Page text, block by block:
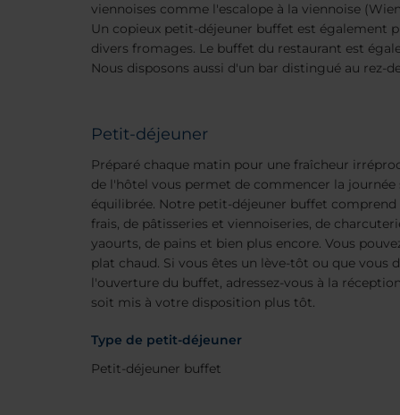
viennoises comme l'escalope à la viennoise
Un copieux petit-déjeuner buffet est également
divers fromages. Le buffet du restaurant est
Nous disposons aussi d'un bar distingué au rez-
Petit-déjeuner
Préparé chaque matin pour une fraîcheur
de l'hôtel vous permet de commencer la journée
équilibrée. Notre petit-déjeuner buffet
frais, de pâtisseries et viennoiseries, de
yaourts, de pains et bien plus encore. Vous
plat chaud. Si vous êtes un lève-tôt ou que vous
l'ouverture du buffet, adressez-vous à la
soit mis à votre disposition plus tôt.
Type de petit-déjeuner
Petit-déjeuner buffet